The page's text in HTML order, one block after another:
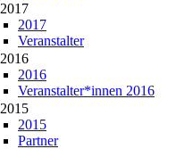
2017
2017
Veranstalter
2016
2016
Veranstalter*innen 2016
2015
2015
Partner